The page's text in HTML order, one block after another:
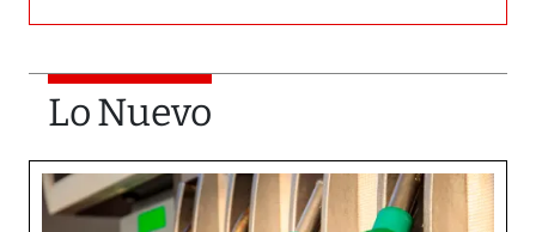
Lo Nuevo